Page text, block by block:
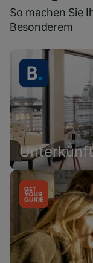
So machen Sie
Besonderem